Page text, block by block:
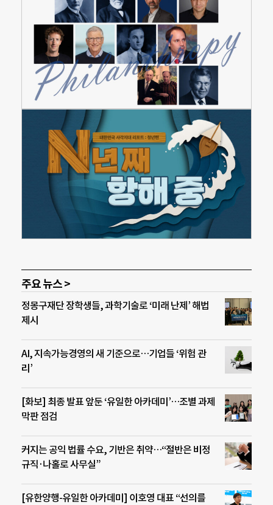
주요 뉴스 >
정몽구재단 장학생들, 과학기술로 ‘미래 난제’ 해법
제시
AI, 지속가능경영의 새 기준으로…기업들 ‘위험 관
리’
[화보] 최종 발표 앞둔 ‘유일한 아카데미’…조별 과제
막판 점검
커지는 공익 법률 수요, 기반은 취약…“절반은 비정
규직·나홀로 사무실”
[유한양행-유일한 아카데미] 이호영 대표 “선의를